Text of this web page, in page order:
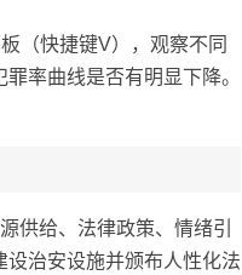
（快捷键V），观察不同
率曲线是否有明显下降。
供给、法律政策、情绪引
治安设施并颁布人性化法